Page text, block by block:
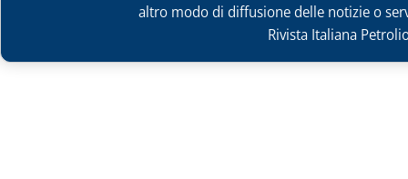
altro modo di diffusione delle notizie o
Rivista Italiana